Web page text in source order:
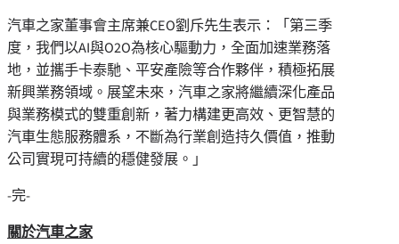
汽車之家董事會主席兼CEO劉斥先生表示：「第三季
度，我們以AI與O2O為核心驅動力，全面加速業務落
地，並攜手卡泰馳、平安產險等合作夥伴，積極拓展
新興業務領域。展望未來，汽車之家將繼續深化產品
與業務模式的雙重創新，著力構建更高效、更智慧的
汽車生態服務體系，不斷為行業創造持久價值，推動
公司實現可持續的穩健發展。」
-完-
關於汽車之家